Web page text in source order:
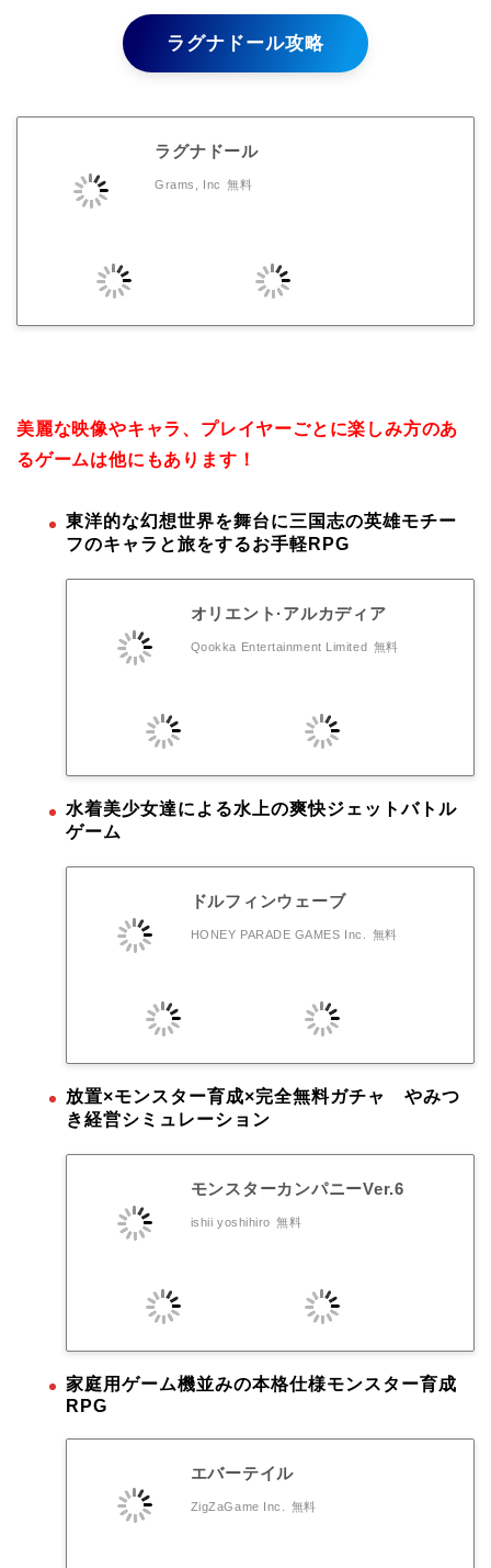
ラグナドール攻略
ラグナドール
Grams, Inc 無料
美麗な映像やキャラ、プレイヤーごとに楽しみ方のあ
るゲームは他にもあります！
東洋的な幻想世界を舞台に三国志の英雄モチー
フのキャラと旅をするお手軽RPG
オリエント·アルカディア
Qookka Entertainment Limited 無料
水着美少女達による水上の爽快ジェットバトル
ゲーム
ドルフィンウェーブ
HONEY PARADE GAMES Inc. 無料
放置×モンスター育成×完全無料ガチャ やみつ
き経営シミュレーション
モンスターカンパニーVer.6
ishii yoshihiro 無料
家庭用ゲーム機並みの本格仕様モンスター育成
RPG
エバーテイル
ZigZaGame Inc. 無料